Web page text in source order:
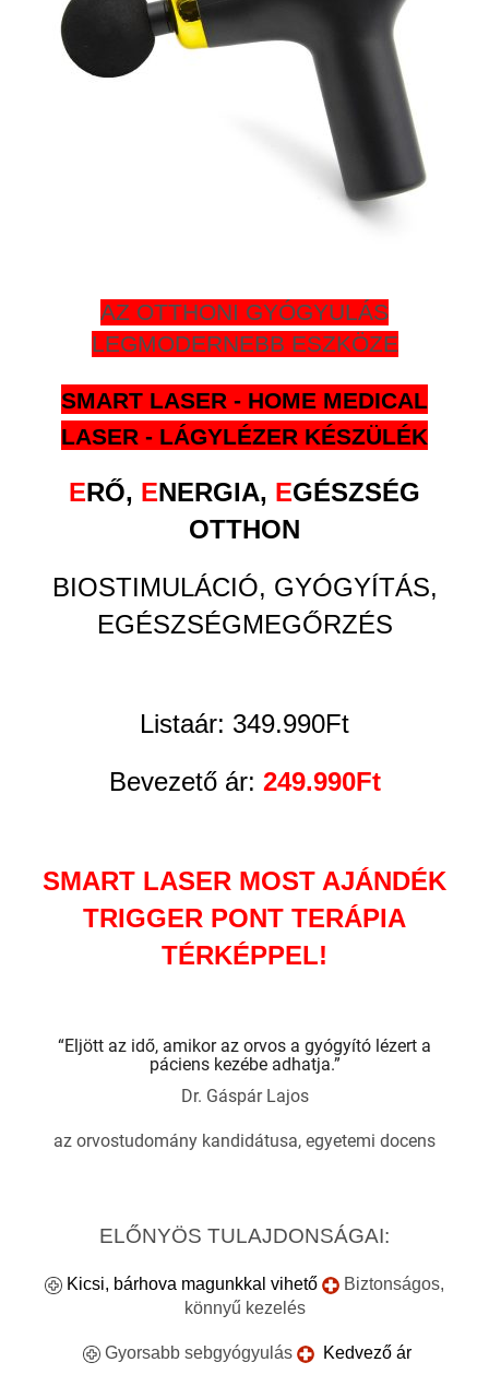
AZ OTTHONI GYÓGYULÁS
LEGMODERNEBB ESZKÖZE
SMART LASER - HOME MEDICAL
LASER - LÁGYLÉZER KÉSZÜLÉK
ERŐ, ENERGIA, EGÉSZSÉG
OTTHON
BIOSTIMULÁCIÓ, GYÓGYÍTÁS,
EGÉSZSÉGMEGŐRZÉS
Listaár: 349.990Ft
Bevezető ár: 249.990Ft
SMART LASER MOST AJÁNDÉK
TRIGGER PONT TERÁPIA
TÉRKÉPPEL!
“Eljött az idő, amikor az orvos a gyógyító lézert a
páciens kezébe adhatja.”
Dr. Gáspár Lajos
az orvostudomány kandidátusa, egyetemi docens
ELŐNYÖS TULAJDONSÁGAI:
Kicsi, bárhova magunkkal vihető
Biztonságos,
könnyű kezelés
Gyorsabb sebgyógyulás Kedvező ár